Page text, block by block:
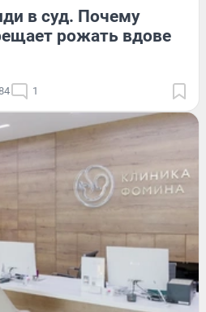
в суд. Почему
рожать вдове
1